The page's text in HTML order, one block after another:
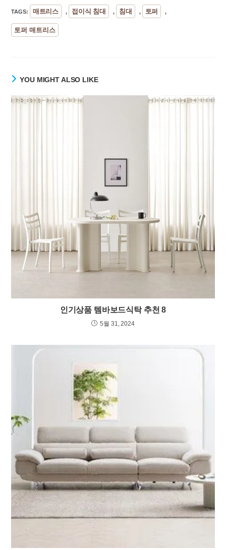
TAGS: 매트리스 , 접이식 침대 , 침대 , 토퍼 ,
토퍼 매트리스
YOU MIGHT ALSO LIKE
인기상품 템바보드식탁 추천 8
5월 31, 2024